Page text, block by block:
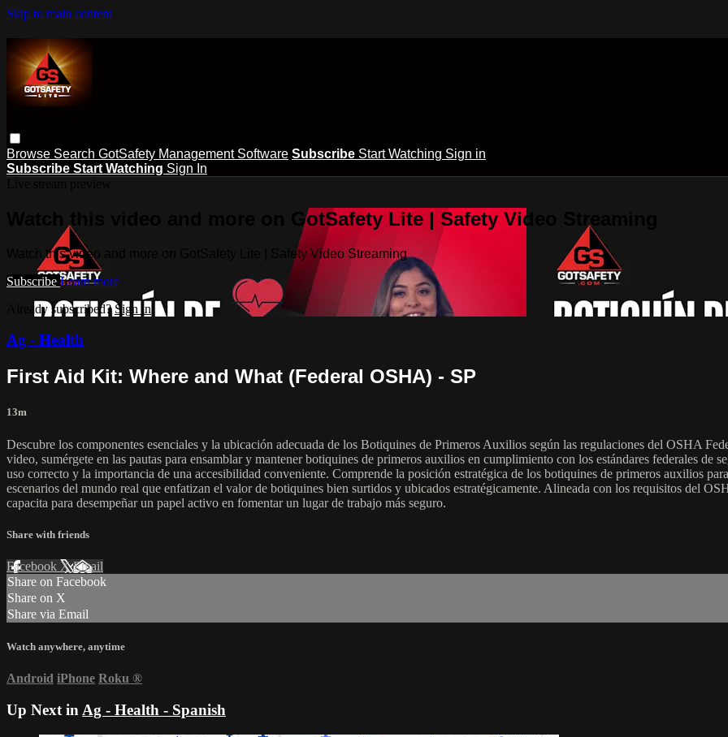
Skip to main content
Browse Search GotSafety Management Software Subscribe Start Watching Sign in
Subscribe Start Watching Sign In
Watch this video and more on GotSafety Lite | Safety Video Streaming
Watch this video and more on GotSafety Lite | Safety Video Streaming
Subscribe Learn more
Already subscribed?Sign in
Ag - Health
First Aid Kit: Where and What (Federal OSHA) - SP
13m
Descubre los componentes esenciales y la ubicación adecuada de los Botiquines de Primeros Auxilios según las regulaciones del OSHA
video, sumérgete en las pautas para ensamblar y mantener botiquines de primeros auxilios en cumplimiento con los estándares federales de
uso correcto y la importancia de una accesibilidad conveniente. Comprende la posición estratégica de los botiquines de primeros auxilios
escenarios del mundo real que enfatizan el valor de botiquines bien surtidos y ubicados estratégicamente. Alineada con los requisitos del
capacita para desempeñar un papel activo en fomentar un lugar de trabajo más seguro.
Share with friends
Facebook XEmail
Share on Facebook
Share on X
Share via Email
Watch anywhere, anytime
Android iPhone Roku ®
Up Next in Ag - Health - Spanish